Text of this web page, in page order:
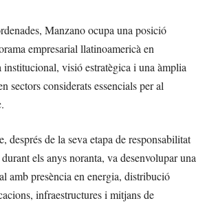
Manzano ocupa una posició
empresarial llatinoamericà en
visió estratègica i una àmplia
sectors considerats essencials per al
després de la seva etapa de responsabilitat
els anys noranta, va desenvolupar una
amb presència en energia, distribució
infraestructures i mitjans de